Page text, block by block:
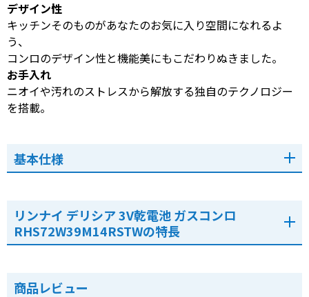
デザイン性
キッチンそのものがあなたのお気に入り空間になれるよ
う、
コンロのデザイン性と機能美にもこだわりぬきました。
お手入れ
ニオイや汚れのストレスから解放する独自のテクノロジー
を搭載。
基本仕様
リンナイ デリシア 3V乾電池 ガスコンロ
RHS72W39M14RSTWの特長
商品レビュー